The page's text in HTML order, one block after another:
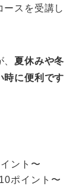
ースを受講し
、夏休みや冬
時に便利です
ント〜
ポイント〜